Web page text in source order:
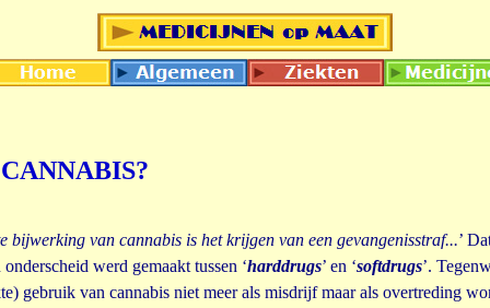
bijwerking van cannabis is het krijgen van een gevangenisstraf...’
werd gemaakt tussen ‘harddrugs’ en ‘softdrugs’.
gebruik van cannabis niet meer als misdrijf maar als overtreding